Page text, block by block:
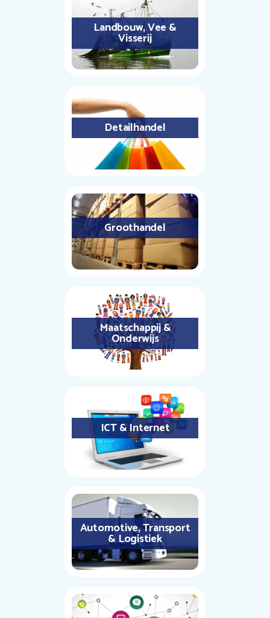
Landbouw, Vee &
Visserij
Detailhandel
Groothandel
Maatschappij &
Onderwijs
ICT & Internet
Automotive, Transport
& Logistiek